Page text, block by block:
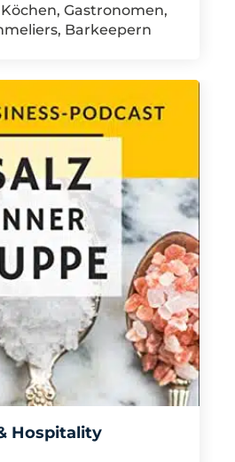
Gastronomen,
Barkeepern
Hospitality